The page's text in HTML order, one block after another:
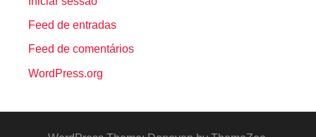
Feed de entradas
Feed de comentários
WordPress.org